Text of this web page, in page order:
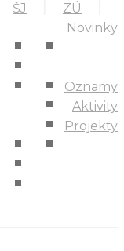
ŠJ ZÚ
Novinky
Oznamy
Aktivity
Projekty